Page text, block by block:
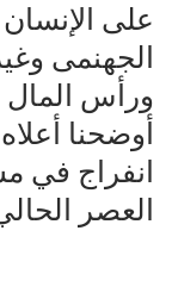
على
الجهنمى
ورأس المال
أوضحنا
انفراج في
العصر